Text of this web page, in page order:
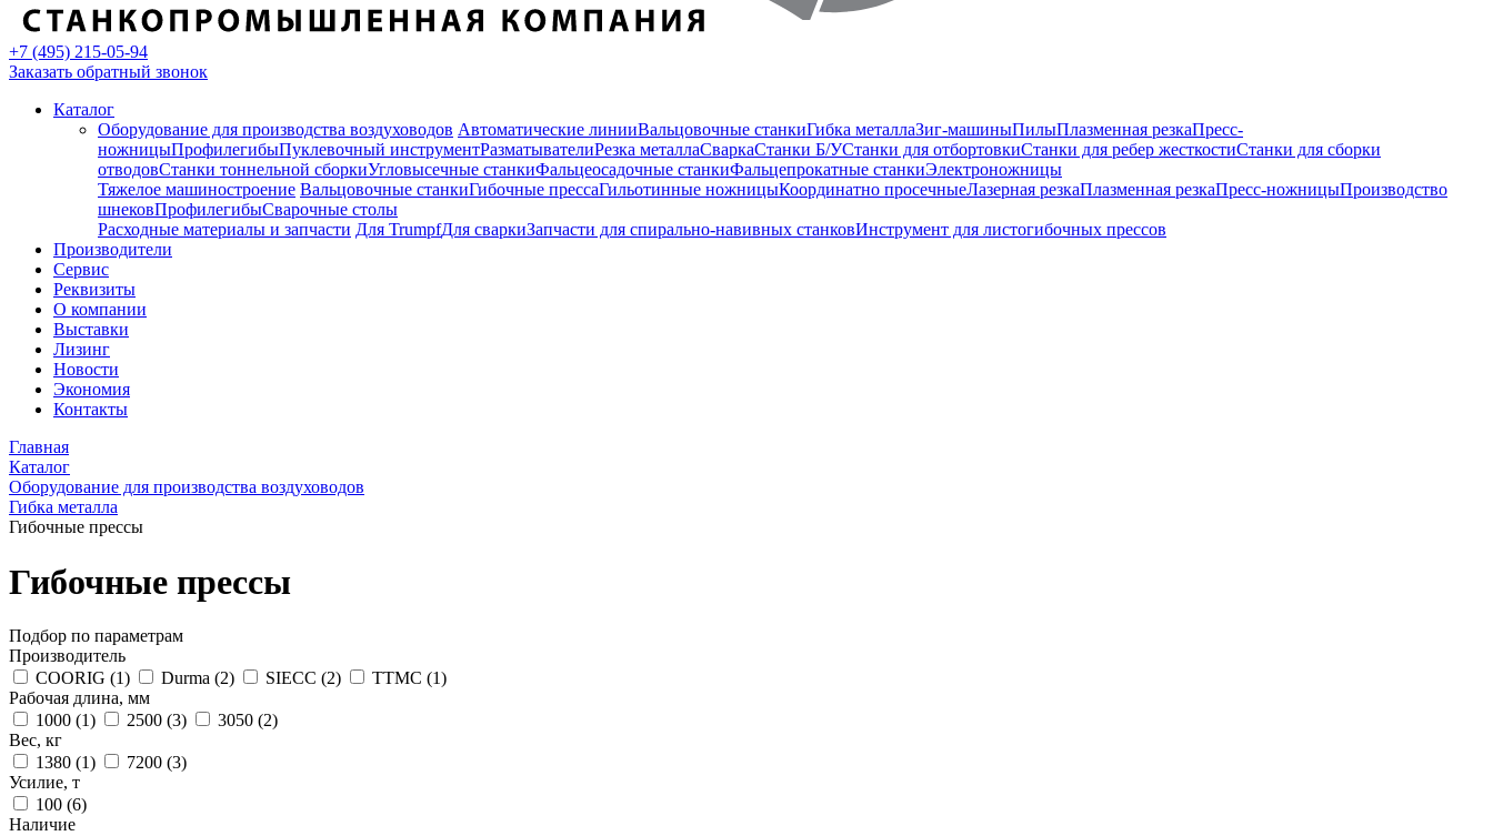
+7 (495) 215-05-94
Заказать обратный звонок
Каталог
Оборудование для производства воздуховодов Автоматические линииВальцовочные станкиГибка металлаЗиг-машиныПилыПлазменная резкаПресс-
ножницыПрофилегибыПуклевочный инструментРазматывателиРезка металлаСваркаСтанки Б/УСтанки для отбортовкиСтанки для ребер жесткостиСтанки для сборки
отводовСтанки тоннельной сборкиУгловысечные станкиФальцеосадочные станкиФальцепрокатные станкиЭлектроножницы
Тяжелое машиностроение Вальцовочные станкиГибочные прессаГильотинные ножницыКоординатно просечныеЛазерная резкаПлазменная резкаПресс-ножницыПроизводство
шнековПрофилегибыСварочные столы
Расходные материалы и запчасти Для TrumpfДля сваркиЗапчасти для спирально-навивных станковИнструмент для листогибочных прессов
Производители
Сервис
Реквизиты
О компании
Выставки
Лизинг
Новости
Экономия
Контакты
Главная
Каталог
Оборудование для производства воздуховодов
Гибка металла
Гибочные прессы
Гибочные прессы
Подбор по параметрам
Производитель
COORIG (1) Durma (2) SIECC (2) TTMC (1)
Рабочая длина, мм
1000 (1) 2500 (3) 3050 (2)
Вес, кг
1380 (1) 7200 (3)
Усилие, т
100 (6)
Наличие